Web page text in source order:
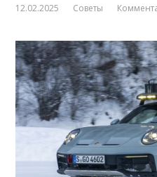
12.02.2025 Советы